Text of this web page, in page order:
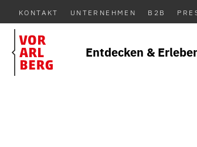
KONTAKT UNTERNEHMEN B2B
Entdecken &